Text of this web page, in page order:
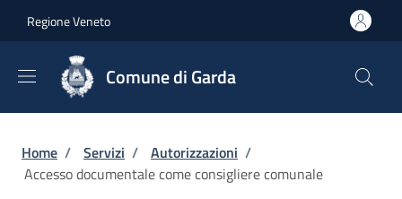
Regione Veneto
Comune di Garda
Briciole di pane
Home / Servizi / Autorizzazioni /
Accesso documentale come consigliere comunale